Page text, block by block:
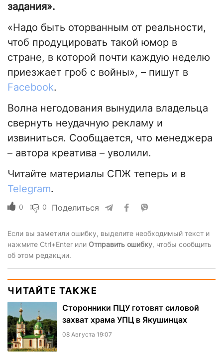
задания».
«Надо быть оторванным от реальности,
чтоб продуцировать такой юмор в
стране, в которой почти каждую неделю
приезжает гроб с войны», – пишут в
Facebook.
Волна негодования вынудила владельца
свернуть неудачную рекламу и
извиниться. Сообщается, что менеджера
– автора креатива – уволили.
Читайте материалы СПЖ теперь и в
Telegram.
0 0 Поделиться
Если вы заметили ошибку, выделите необходимый текст и
нажмите Ctrl+Enter или Отправить ошибку, чтобы сообщить
об этом редакции.
ЧИТАЙТЕ ТАКЖЕ
Сторонники ПЦУ готовят силовой
захват храма УПЦ в Якушинцах
08 Августа 19:07